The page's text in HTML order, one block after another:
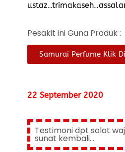
Pesakit ini Guna Produk :
Samurai Perfume Klik
22 September 2020
Testimoni dpt solat
sunat kembali...